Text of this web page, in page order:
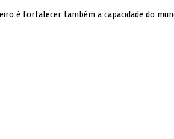
é fortalecer também a capacidade do